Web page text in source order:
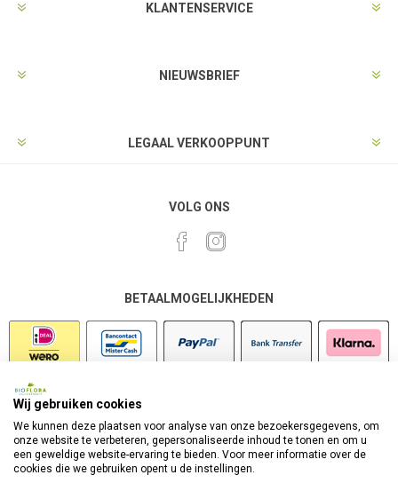
KLANTENSERVICE
NIEUWSBRIEF
LEGAAL VERKOOPPUNT
VOLG ONS
BETAALMOGELIJKHEDEN
Wij gebruiken cookies
We kunnen deze plaatsen voor analyse van onze bezoekersgegevens, om
onze website te verbeteren, gepersonaliseerde inhoud te tonen en om u
een geweldige website-ervaring te bieden. Voor meer informatie over de
cookies die we gebruiken opent u de instellingen.